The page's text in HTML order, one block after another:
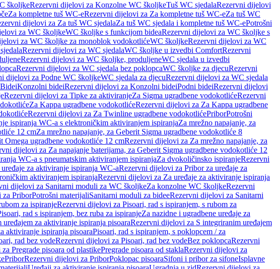
školjkeRezervni dijelovi za Konzolne WC školjkeTuš WC sjedalaRezervni dijelovi
Za kompletne tuš WC-eRezervni dijelovi za Za kompletne tuš WC-eZa tuš WC
dijelovi za Za tuš WC sjedalaZa tuš WC sjedala i kompletne tuš WC-ePotrošni
za WC školjkeWC školjke s funkcijom bideaRezervni dijelovi za WC školjke s
za WC školjke za monoblok vodokotlićeWC školjkeRezervni dijelovi za WC
Rezervni dijelovi za WC sjedalaWC školjke u izvedbi ComfortRezervni
Rezervni dijelovi za WC školjke, produljeneWC sjedala u izvedbi
Rezervni dijelovi za WC sjedala bez poklopcaWC školjke za djecuRezervni
dijelovi za Podne WC školjkeWC sjedala za djecuRezervni dijelovi za WC sjedala
BideiKonzolni bideiRezervni dijelovi za Konzolni bideiPodni bideiRezervni dijelovi
Rezervni dijelovi za Tipke za aktiviranjeZa Sigma ugradbene vodokotlićeRezervni
Za Kappa ugradbene vodokotlićeRezervni dijelovi za Za Kappa ugradbene
Rezervni dijelovi za Za Twinline ugradbene vodokotlićePriborPotrošni
ispiranja WC-a s elektroničkim aktiviranjem ispiranjaZa mrežno napajanje, za
12 cmZa mrežno napajanje, za Geberit Sigma ugradbene vodokotliće 8
Omega ugradbene vodokotliće 12 cmRezervni dijelovi za Za mrežno napajanje, za
dijelovi za Za napajanje baterijama, za Geberit Sigma ugradbene vodokotliće 12
WC-a s pneumatskim aktiviranjem ispiranjaZa dvokoličinsko ispiranjeRezervni
za aktiviranje ispiranja WC-aRezervni dijelovi za Pribor za uređaje za
aktiviranjem ispiranjaRezervni dijelovi za Za uređaje za aktiviranje ispiranja
dijelovi za Sanitarni moduli za WC školjkeZa konzolne WC školjkeRezervni
za PriborPotrošni materijaliSanitarni moduli za bideeRezervni dijelovi za Sanitarni
za ispiranjeRezervni dijelovi za Pisoari, rad s ispiranjem, s rubom za
rad s ispiranjem, bez ruba za ispiranjeZa nazidne i ugradbene uređaje za
uređajem za aktiviranje ispiranja pisoaraRezervni dijelovi za S integriranim uređajem
aktiviranje ispiranja pisoaraPisoari, rad s ispiranjem, s poklopcem / za
rad bez vodeRezervni dijelovi za Pisoari, rad bez vodeBez poklopcaRezervni
Pregrade pisoara od plastikePregrade pisoara od staklaRezervni dijelovi za
PriborRezervni dijelovi za PriborPoklopac pisoaraSifoni i pribor za sifoneIsplavne